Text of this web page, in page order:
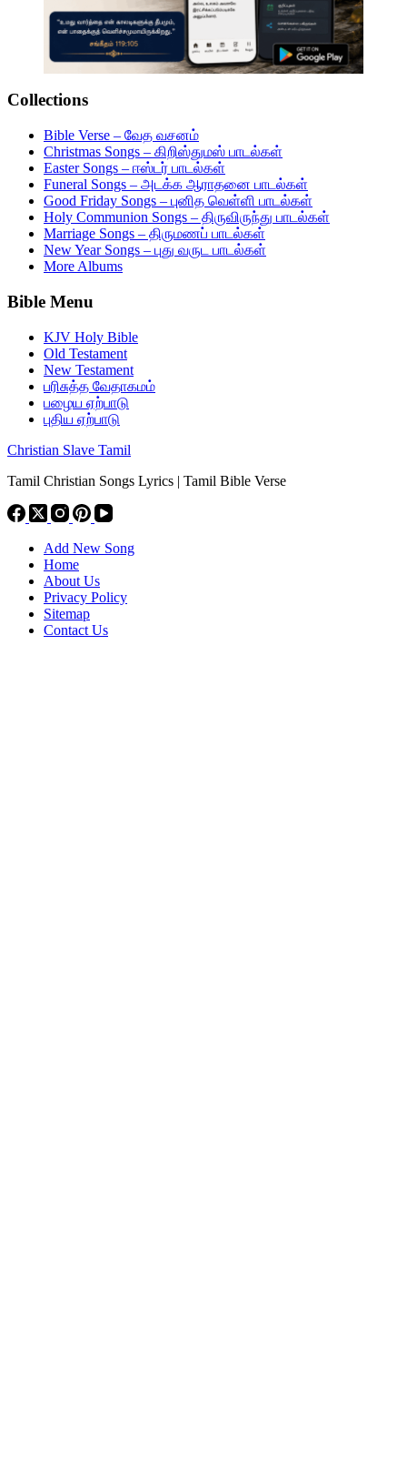
Collections
Bible Verse – வேத வசனம்
Christmas Songs – கிறிஸ்துமஸ் பாடல்கள்
Easter Songs – ஈஸ்டர் பாடல்கள்
Funeral Songs – அடக்க ஆராதனை பாடல்கள்
Good Friday Songs – புனித வெள்ளி பாடல்கள்
Holy Communion Songs – திருவிருந்து பாடல்கள்
Marriage Songs – திருமணப் பாடல்கள்
New Year Songs – புது வருட பாடல்கள்
More Albums
Bible Menu
KJV Holy Bible
Old Testament
New Testament
பரிசுத்த வேதாகமம்
பழைய ஏற்பாடு
புதிய ஏற்பாடு
Christian Slave Tamil
Tamil Christian Songs Lyrics | Tamil Bible Verse
Add New Song
Home
About Us
Privacy Policy
Sitemap
Contact Us